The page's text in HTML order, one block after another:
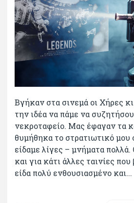
Βγήκαν στα σινεμά οι Χήρες
την ιδέα να πάμε να
νεκροταφείο. Μας έφαγαν τα
θυμήθηκα το στρατιωτικό μου
είδαμε λίγες – μνήματα πολλά.
και για κάτι άλλες ταινίες
είδα πολύ ενθουσιασμένο και...